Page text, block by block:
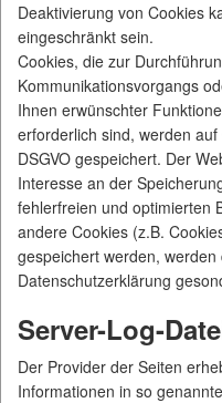
Deaktivierung von Cookies
eingeschränkt sein.
Cookies, die zur
Kommunikationsvorgangs
Ihnen erwünschter
erforderlich sind, werden
DSGVO gespeichert. Der
Interesse an der
fehlerfreien und optimierten
andere Cookies (z.B.
gespeichert werden,
Datenschutzerklärung
Server-Log-
Der Provider der Seiten
Informationen in so